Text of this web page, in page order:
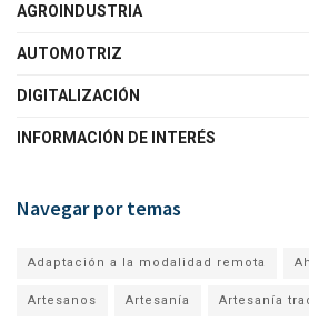
AGROINDUSTRIA
AUTOMOTRIZ
DIGITALIZACIÓN
INFORMACIÓN DE INTERÉS
Navegar por temas
Adaptación a la modalidad remota
Artesanos Artesanía Artesanía